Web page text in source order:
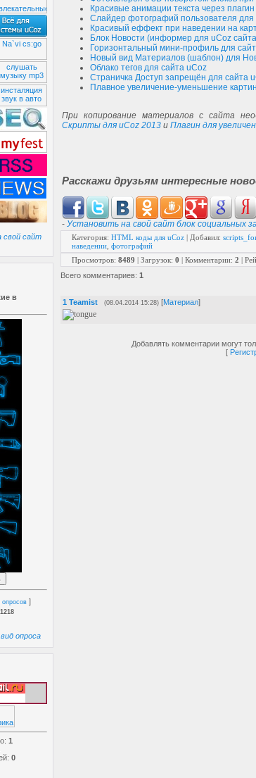
свой сайт
в
опросов ]
1218
опроса
1
0
clear{
:both;
img a img{
position:relative;
border : 0 solid#fff;
Красивые анимации текста через
Слайдер фотографий пользователя для
Красивый еффект при наведении на
Блок Новости (информер для uCoz
Горизонтальный мини-профиль для
Новый вид Материалов (шаблон) для
Облако тегов для сайта uCoz
Страничка Доступ запрещён для сайта
Плавное увеличение-уменьшение
При копирование материалов с сайта
Скрипты для uCoz 2013 и Плагин для
Расскажи друзьям интересные
- Установить на свой сайт блок социальных
Категория: HTML коды для uCoz | Добавил:
наведении фотографий
Просмотров: 8489 | Загрузок: 0 | Комментарии: 2 |
Всего комментариев: 1
1 Teamist (08.04.2014 15:28) [Материал]
Добавлять комментарии могут
[